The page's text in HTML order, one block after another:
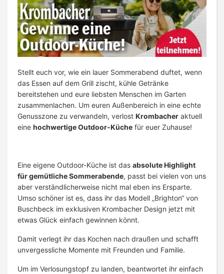
Stellt euch vor, wie ein lauer Sommerabend duftet, wenn
das Essen auf dem Grill zischt, kühle Getränke
bereitstehen und eure liebsten Menschen im Garten
zusammenlachen. Um euren Außenbereich in eine echte
Genusszone zu verwandeln, verlost Krombacher aktuell
eine hochwertige Outdoor-Küche für euer Zuhause!
Eine eigene Outdoor-Küche ist das absolute Highlight
für gemütliche Sommerabende, passt bei vielen von uns
aber verständlicherweise nicht mal eben ins Ersparte.
Umso schöner ist es, dass ihr das Modell „Brighton“ von
Buschbeck im exklusiven Krombacher Design jetzt mit
etwas Glück einfach gewinnen könnt.
Damit verlegt ihr das Kochen nach draußen und schafft
unvergessliche Momente mit Freunden und Familie.
Um im Verlosungstopf zu landen, beantwortet ihr einfach